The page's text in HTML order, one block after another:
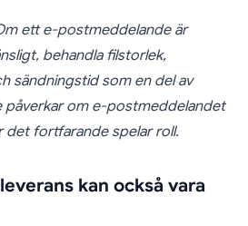
ett e-postmeddelande är
behandla filstorlek,
sändningstid som en del av
påverkar om e-postmeddelandet
det fortfarande spelar roll.
kan också vara